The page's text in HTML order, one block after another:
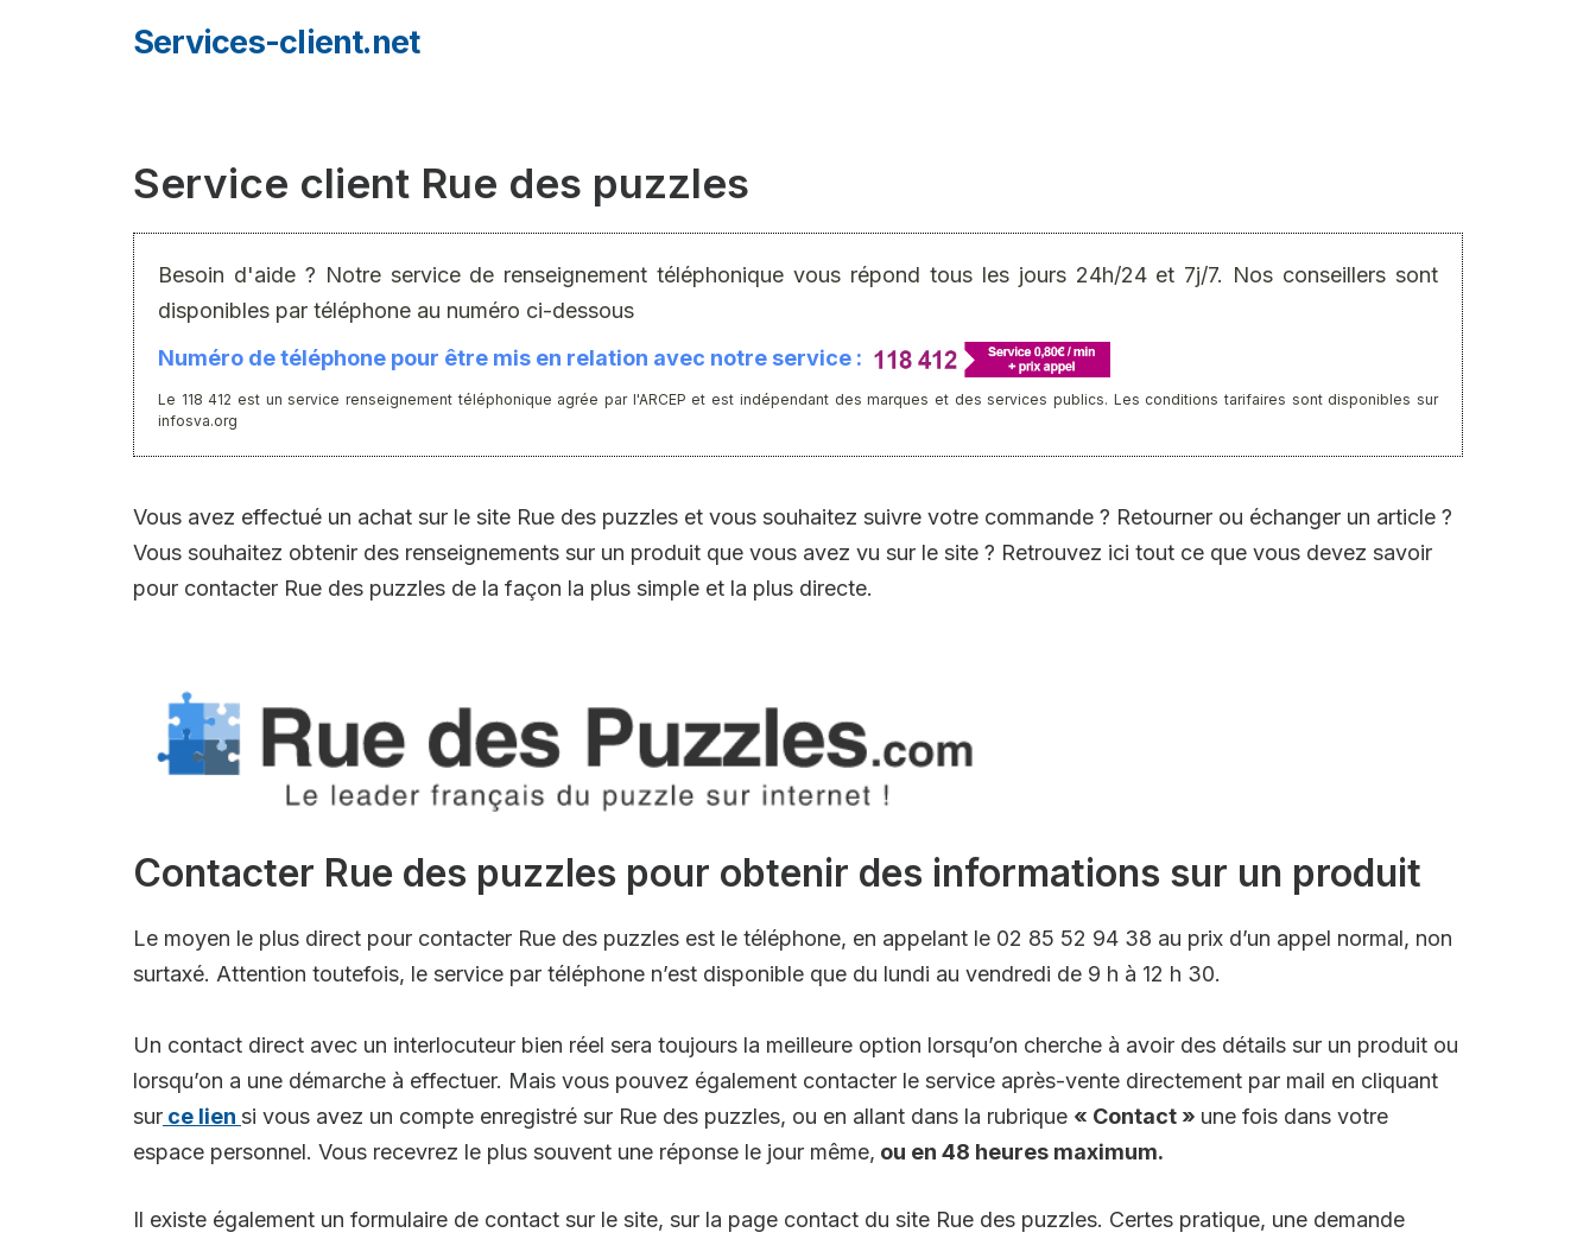
Services-client.net
Service client Rue des puzzles
Besoin d'aide ? Notre service de renseignement téléphonique vous répond tous les jours 24h/24 et 7j/7. Nos conseillers sont
disponibles par téléphone au numéro ci-dessous
Numéro de téléphone pour être mis en relation avec notre service :
Le 118 412 est un service renseignement téléphonique agrée par l'ARCEP et est indépendant des marques et des services publics. Les conditions tarifaires sont disponibles sur
infosva.org
Vous avez effectué un achat sur le site Rue des puzzles et vous souhaitez suivre votre commande ? Retourner ou échanger un article ?
Vous souhaitez obtenir des renseignements sur un produit que vous avez vu sur le site ? Retrouvez ici tout ce que vous devez savoir
pour contacter Rue des puzzles de la façon la plus simple et la plus directe.
Contacter Rue des puzzles pour obtenir des informations sur un produit
Le moyen le plus direct pour contacter Rue des puzzles est le téléphone, en appelant le 02 85 52 94 38 au prix d’un appel normal, non
surtaxé. Attention toutefois, le service par téléphone n’est disponible que du lundi au vendredi de 9 h à 12 h 30.
Un contact direct avec un interlocuteur bien réel sera toujours la meilleure option lorsqu’on cherche à avoir des détails sur un produit ou
lorsqu’on a une démarche à effectuer. Mais vous pouvez également contacter le service après-vente directement par mail en cliquant
sur ce lien si vous avez un compte enregistré sur Rue des puzzles, ou en allant dans la rubrique « Contact » une fois dans votre
espace personnel. Vous recevrez le plus souvent une réponse le jour même, ou en 48 heures maximum.
Il existe également un formulaire de contact sur le site, sur la page contact du site Rue des puzzles. Certes pratique, une demande